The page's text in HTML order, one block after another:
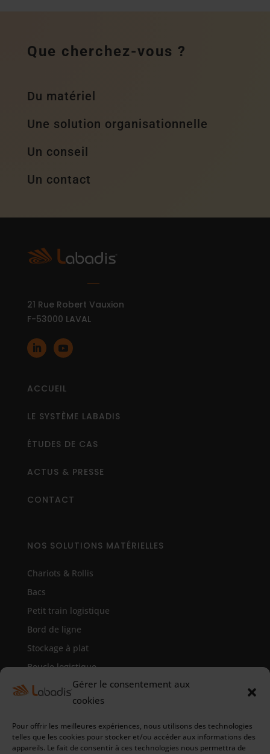
Gérer le consentement aux
cookies
Pour offrir les meilleures expériences, nous utilisons des technologies
telles que les cookies pour stocker et/ou accéder aux informations des
appareils. Le fait de consentir à ces technologies nous permettra de
Que cherchez-vous ?
Du matériel
Une solution organisationnelle
Un conseil
Un contact
21 Rue Robert Vauxion
F-53000 LAVAL
ACCUEIL
LE SYSTÈME LABADIS
ÉTUDES DE CAS
ACTUS & PRESSE
CONTACT
NOS SOLUTIONS MATÉRIELLES
Chariots & Rollis
Bacs
Petit train logistique
Bord de ligne
Stockage à plat
Boucle logistique
Système Kanban
Communication visuelle
CONTACT